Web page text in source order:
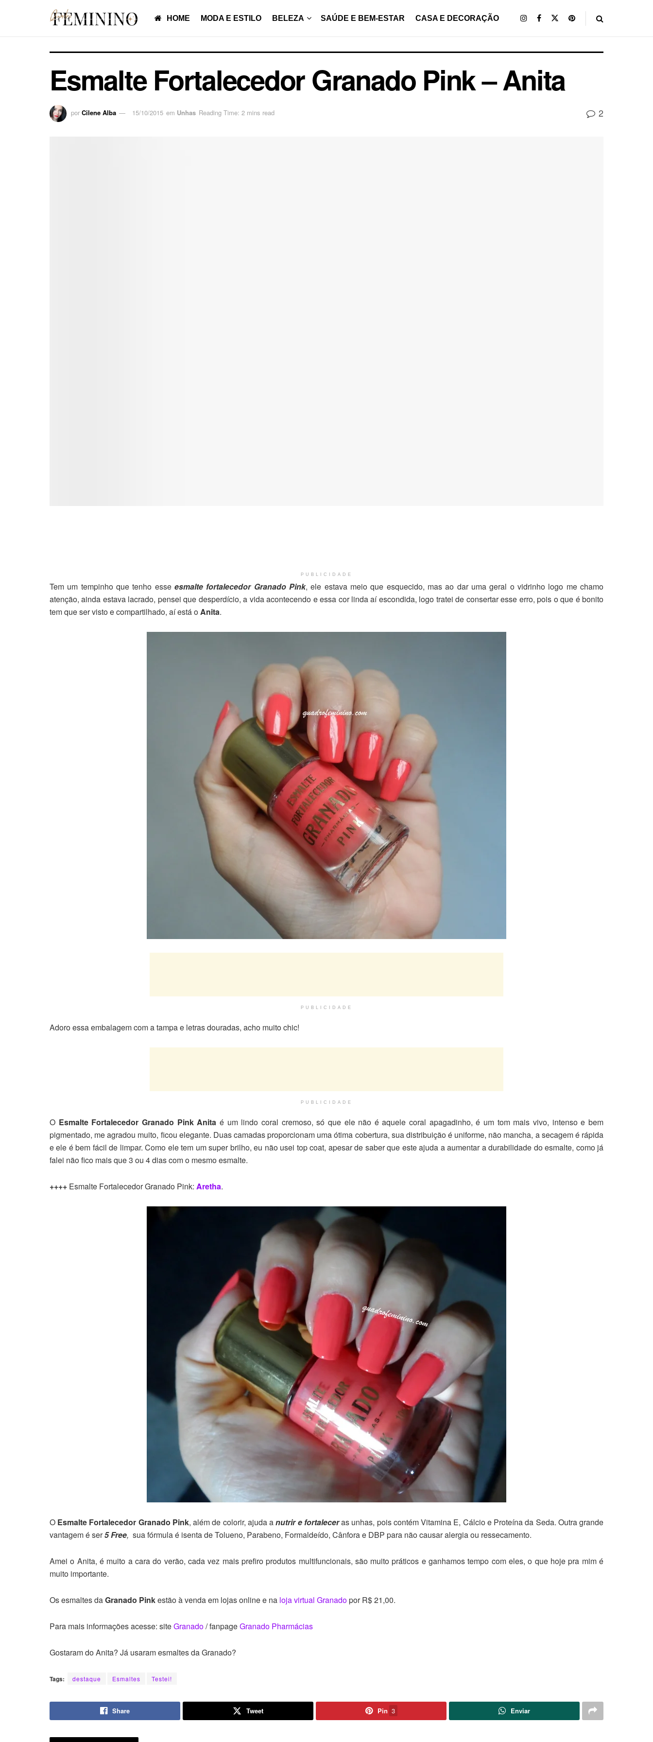
HOME MODA E ESTILO BELEZA SAÚDE E BEM-ESTAR CASA E DECORAÇÃO
Esmalte Fortalecedor Granado Pink – Anita
por Cilene Alba 15/10/2015 em Unhas Reading Time: 2 mins read 2
PUBLICIDADE
Tem um tempinho que tenho esse esmalte fortalecedor Granado Pink, ele estava meio que esquecido, mas ao dar uma geral o vidrinho logo me chamo
atenção, ainda estava lacrado, pensei que desperdício, a vida acontecendo e essa cor linda aí escondida, logo tratei de consertar esse erro, pois o que é bonito
tem que ser visto e compartilhado, aí está oAnita.
PUBLICIDADE
Adoro essa embalagem com a tampa e letras douradas, acho muito chic!
PUBLICIDADE
O Esmalte Fortalecedor Granado Pink Anita é um lindo coral cremoso, só que ele não é aquele coral apagadinho, é um tom mais vivo, intenso e bem
pigmentado, me agradou muito, ficou elegante. Duas camadas proporcionam uma ótima cobertura, sua distribuição é uniforme, não mancha, a secagem é rápida
e ele é bem fácil de limpar. Como ele tem um super brilho, eu não usei top coat, apesar de saber que este ajuda a aumentar a durabilidade do esmalte, como já
falei não fico mais que 3 ou 4 dias com o mesmo esmalte.
++++ Esmalte Fortalecedor Granado Pink: Aretha.
O Esmalte Fortalecedor Granado Pink, além de colorir, ajuda anutrir e fortaleceras unhas, pois contém Vitamina E, Cálcio e Proteína da Seda. Outra grande
vantagem é ser5 Free, sua fórmula é isenta de Tolueno, Parabeno, Formaldeído, Cânfora e DBP para não causar alergia ou ressecamento.
Amei o Anita, é muito a cara do verão, cada vez mais prefiro produtos multifuncionais, são muito práticos e ganhamos tempo com eles, o que hoje pra mim é
muito importante.
Os esmaltes daGranado Pinkestão à venda em lojas online e na loja virtual Granadopor R$ 21,00.
Para mais informações acesse: siteGranado/ fanpageGranado Pharmácias
Gostaram do Anita? Já usaram esmaltes da Granado?
Tags: destaque Esmaltes Testei!
Share Tweet Pin 3 Enviar